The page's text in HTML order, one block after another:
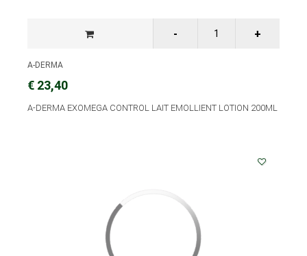
A-DERMA
€ 23,40
A-DERMA EXOMEGA CONTROL LAIT EMOLLIENT LOTION 200ML